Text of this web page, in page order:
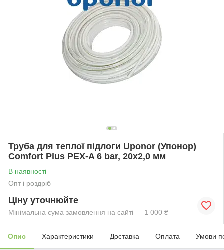
Труба для теплої підлоги Uponor (Упонор)
Comfort Plus PEX-A 6 bar, 20x2,0 мм
В наявності
Опт і роздріб
Ціну уточнюйте
Мінімальна сума замовлення на сайті — 1 000 ₴
Опис Характеристики Доставка Оплата Умови